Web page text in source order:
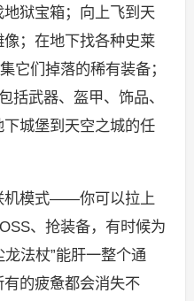
狱宝箱；向上飞到天
；在地下找各种史莱
它们掉落的稀有装备；
括武器、盔甲、饰品、
城堡到天空之城的任
机模式——你可以拉上
、抢装备，有时候为
龙法杖”能肝一整个通
的疲惫都会消失不